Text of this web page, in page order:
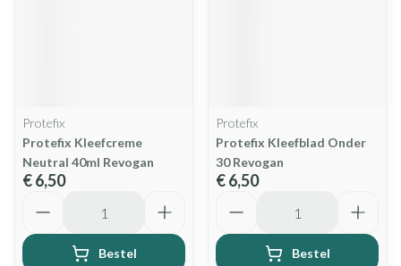
Protefix
Protefix Kleefcreme
Neutral 40ml Revogan
€ 6,50
Bestel
Protefix
Protefix Kleefblad Onder
30 Revogan
€ 6,50
Bestel